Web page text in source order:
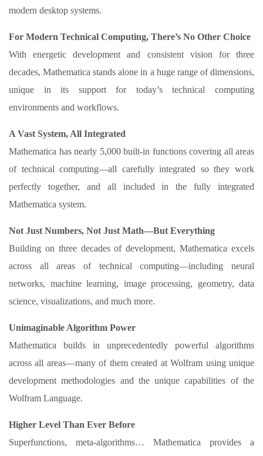
modern desktop systems.
For Modern Technical Computing, There’s No Other Choice
With energetic development and consistent vision for three
decades, Mathematica stands alone in a huge range of dimensions,
unique in its support for today’s technical computing
environments and workflows.
A Vast System, All Integrated
Mathematica has nearly 5,000 built-in functions covering all areas
of technical computing—all carefully integrated so they work
perfectly together, and all included in the fully integrated
Mathematica system.
Not Just Numbers, Not Just Math—But Everything
Building on three decades of development, Mathematica excels
across all areas of technical computing—including neural
networks, machine learning, image processing, geometry, data
science, visualizations, and much more.
Unimaginable Algorithm Power
Mathematica builds in unprecedentedly powerful algorithms
across all areas—many of them created at Wolfram using unique
development methodologies and the unique capabilities of the
Wolfram Language.
Higher Level Than Ever Before
Superfunctions, meta-algorithms… Mathematica provides a